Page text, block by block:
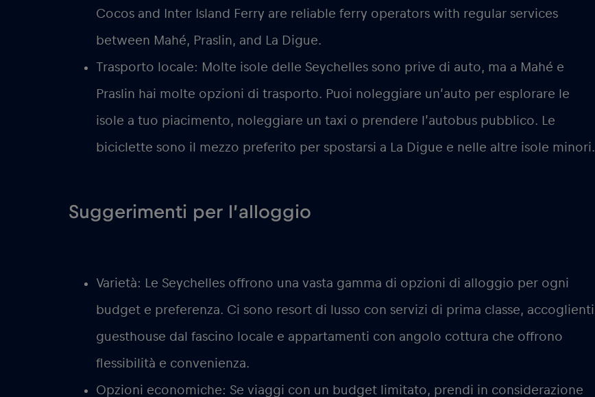
Cocos and Inter Island Ferry are reliable ferry operators with regular services
between Mahé, Praslin, and La Digue.
Trasporto locale: Molte isole delle Seychelles sono prive di auto, ma a Mahé e
Praslin hai molte opzioni di trasporto. Puoi noleggiare un’auto per esplorare le
isole a tuo piacimento, noleggiare un taxi o prendere l’autobus pubblico. Le
biciclette sono il mezzo preferito per spostarsi a La Digue e nelle altre isole minori.
Suggerimenti per l’alloggio
Varietà: Le Seychelles offrono una vasta gamma di opzioni di alloggio per ogni
budget e preferenza. Ci sono resort di lusso con servizi di prima classe, accoglienti
guesthouse dal fascino locale e appartamenti con angolo cottura che offrono
flessibilità e convenienza.
Opzioni economiche: Se viaggi con un budget limitato, prendi in considerazione